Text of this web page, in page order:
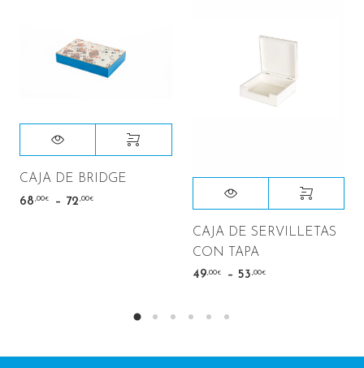
CAJA DE BRIDGE
68 ,00€ – 72 ,00€
CAJA DE SERVILLETAS
CON TAPA
49 ,00€ –53 ,00€